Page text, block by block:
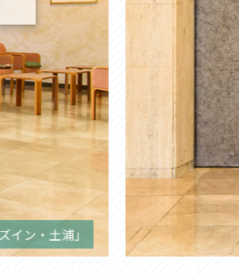
ン・土浦」